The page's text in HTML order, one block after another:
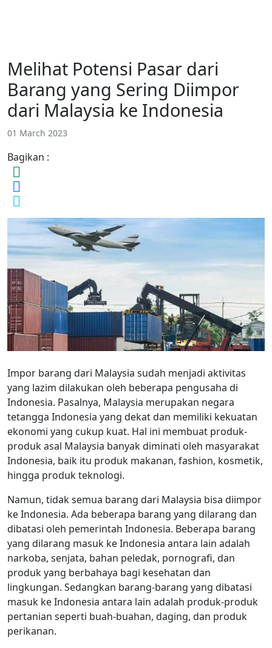
Melihat Potensi Pasar dari
Barang yang Sering Diimpor
dari Malaysia ke Indonesia
01 March 2023
Bagikan :
Impor barang dari Malaysia sudah menjadi aktivitas
yang lazim dilakukan oleh beberapa pengusaha di
Indonesia. Pasalnya, Malaysia merupakan negara
tetangga Indonesia yang dekat dan memiliki kekuatan
ekonomi yang cukup kuat. Hal ini membuat produk-
produk asal Malaysia banyak diminati oleh masyarakat
Indonesia, baik itu produk makanan, fashion, kosmetik,
hingga produk teknologi.
Namun, tidak semua barang dari Malaysia bisa diimpor
ke Indonesia. Ada beberapa barang yang dilarang dan
dibatasi oleh pemerintah Indonesia. Beberapa barang
yang dilarang masuk ke Indonesia antara lain adalah
narkoba, senjata, bahan peledak, pornografi, dan
produk yang berbahaya bagi kesehatan dan
lingkungan. Sedangkan barang-barang yang dibatasi
masuk ke Indonesia antara lain adalah produk-produk
pertanian seperti buah-buahan, daging, dan produk
perikanan.